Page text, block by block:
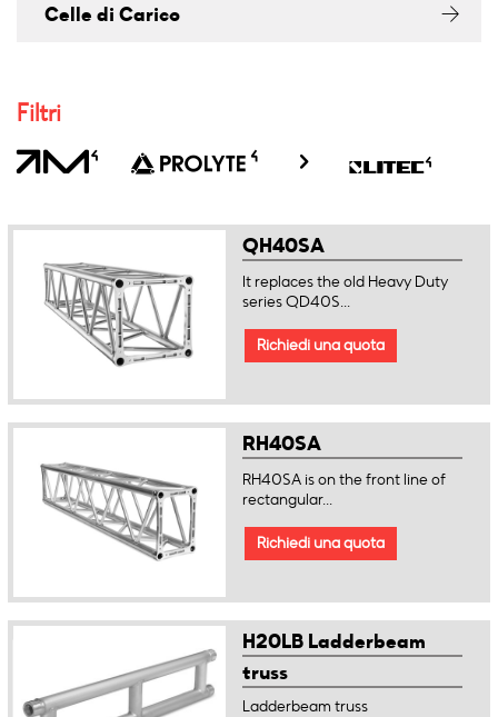
Celle di Carico
Filtri
QH40SA
It replaces the old Heavy Duty
series QD40S...
Richiedi una quota
RH40SA
RH40SA is on the front line of
rectangular...
Richiedi una quota
H20LB Ladderbeam
truss
Ladderbeam truss